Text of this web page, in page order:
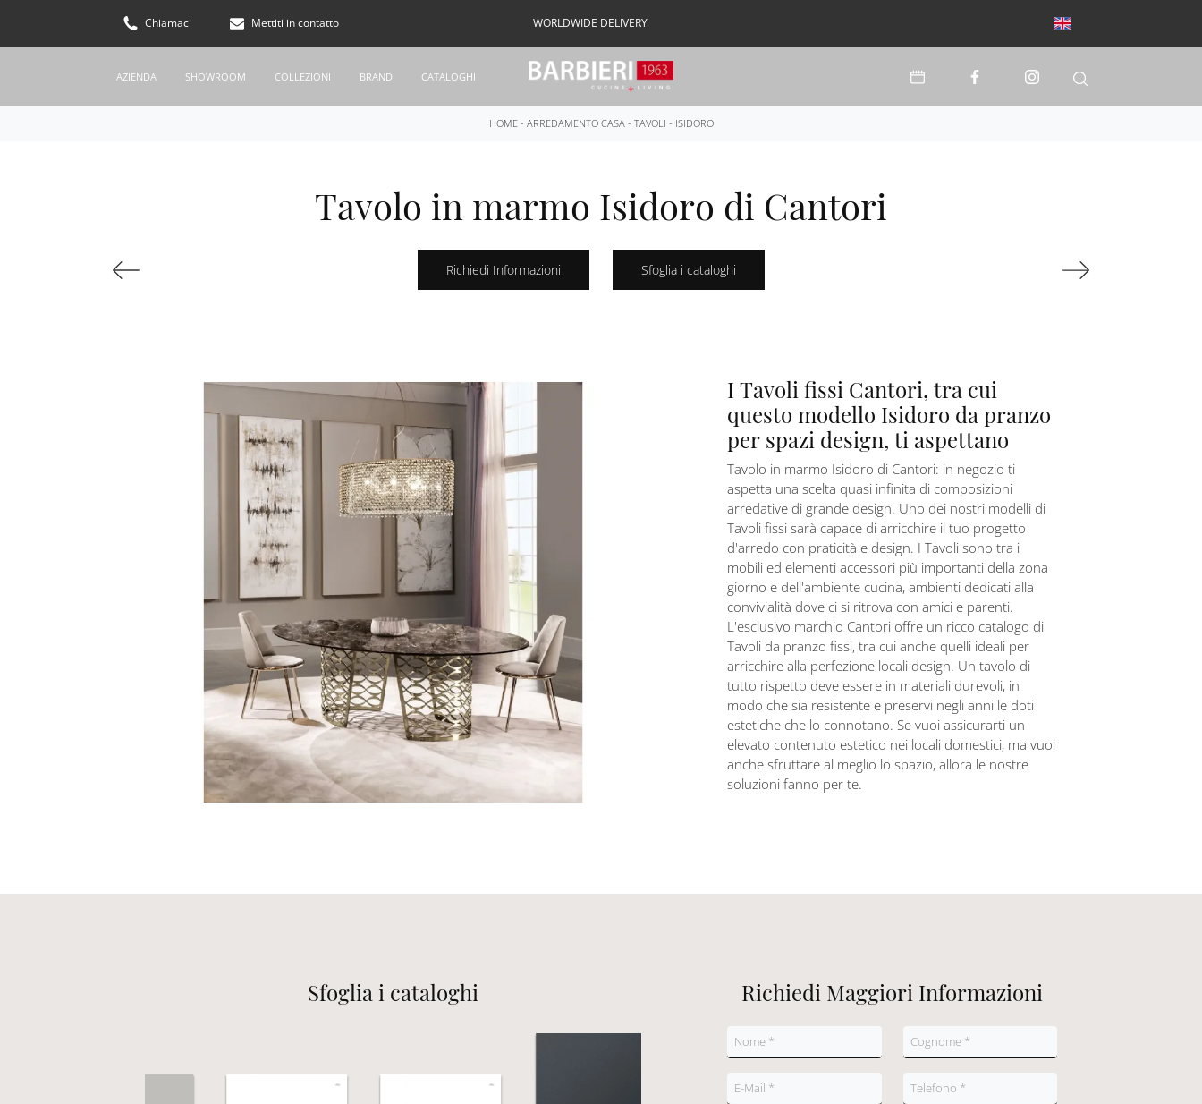
Chiamaci Mettiti in contatto WORLDWIDE DELIVERY
AZIENDA SHOWROOM COLLEZIONI BRAND CATALOGHI
HOME- ARREDAMENTO CASA- TAVOLI - ISIDORO
Tavolo in marmo Isidoro di Cantori
Richiedi Informazioni Sfoglia i cataloghi
I Tavoli fissi Cantori, tra cui
questo modello Isidoro da pranzo
per spazi design, ti aspettano
Tavolo in marmo Isidoro di Cantori: in negozio ti
aspetta una scelta quasi infinita di composizioni
arredative di grande design. Uno dei nostri modelli di
Tavoli fissi sarà capace di arricchire il tuo progetto
d'arredo con praticità e design. I Tavoli sono tra i
mobili ed elementi accessori più importanti della zona
giorno e dell'ambiente cucina, ambienti dedicati alla
convivialità dove ci si ritrova con amici e parenti.
L'esclusivo marchio Cantori offre un ricco catalogo di
Tavoli da pranzo fissi, tra cui anche quelli ideali per
arricchire alla perfezione locali design. Un tavolo di
tutto rispetto deve essere in materiali durevoli, in
modo che sia resistente e preservi negli anni le doti
estetiche che lo connotano. Se vuoi assicurarti un
elevato contenuto estetico nei locali domestici, ma vuoi
anche sfruttare al meglio lo spazio, allora le nostre
soluzioni fanno per te.
Sfoglia i cataloghi Richiedi Maggiori Informazioni